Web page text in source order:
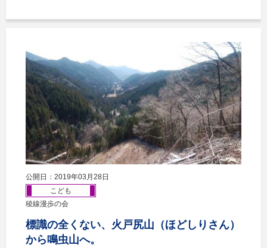
公開日：2019年03月28日
こども
稜線漫歩の会
標識の全くない、火戸尻山（ほどしりさん）
から鳴虫山へ。